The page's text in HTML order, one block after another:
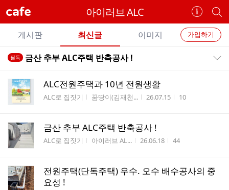
cafe 아이러브 ALC
카
페
정
보
개
별
카
페
검
카
페
뉴
가입하기
게시판 최신글 이미지
전
트
필독 금산 추부 ALC주택 반축공사 !
ALC전원주택과 10년 전원생활
게시판명
ALC로 집짓기 작성자
꿈땅이(김재천... 작성시간
26.07.15 조회수
10
금산 추부 ALC주택 반축공사 !
게시판명
ALC로 집짓기 작성자
아이러브 AL... 작성시간
26.06.18 조회수
44
전원주택(단독주택) 우수. 오수 배수공사의 중
요성 !